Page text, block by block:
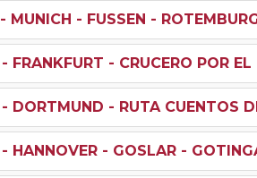
- MUNICH - FUSSEN -
- FRANKFURT - CRUCERO POR
- DORTMUND - RUTA CUENTOS
- HANNOVER - GOSLAR -